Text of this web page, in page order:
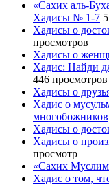
«Сахих аль-
Хадисы № 1-7
Хадисы о
просмотров
Хадисы о
Хадис: Найди
446 просмотров
Хадисы о
Хадис о
многобожников
Хадисы о
Хадисы о
просмотр
«Сахих
Хадис о том,